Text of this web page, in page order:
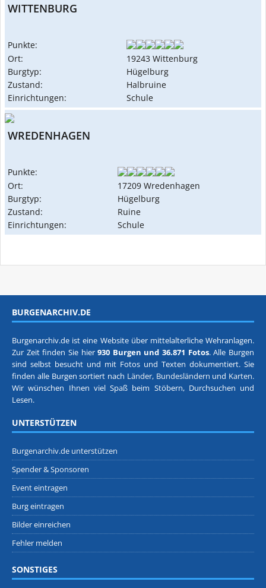
WITTENBURG
Punkte:
Ort:
19243 Wittenburg
Burgtyp:
Hügelburg
Zustand:
Halbruine
Einrichtungen:
Schule
WREDENHAGEN
Punkte:
Ort:
17209 Wredenhagen
Burgtyp:
Hügelburg
Zustand:
Ruine
Einrichtungen:
Schule
BURGENARCHIV.DE
Burgenarchiv.de ist eine Website über mittelalterliche Wehranlagen.
Zur Zeit finden Sie hier930 Burgen und 36.871 Fotos. Alle Burgen
sind selbst besucht und mit Fotos und Texten dokumentiert. Sie
finden alle Burgen sortiert nach Länder, Bundesländern und Karten.
Wir wünschen Ihnen viel Spaß beim Stöbern, Durchsuchen und
Lesen.
UNTERSTÜTZEN
Burgenarchiv.de unterstützen
Spender & Sponsoren
Event eintragen
Burg eintragen
Bilder einreichen
Fehler melden
SONSTIGES